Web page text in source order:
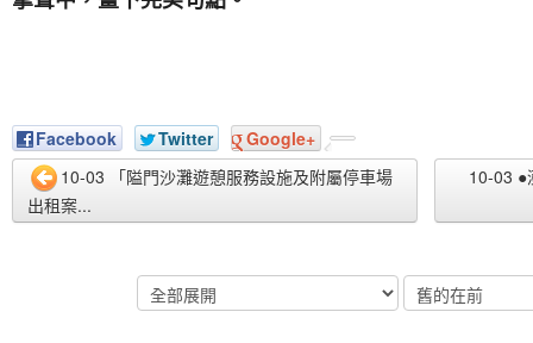
Facebook Twitter
Google+
10-03 「隘門沙灘遊憩服務設施及附屬停車場
出租案...
10-03 ●